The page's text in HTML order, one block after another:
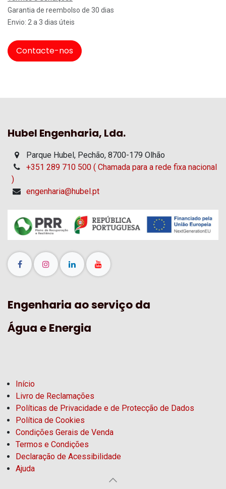
Garantia de reembolso de 30 dias
Envio: 2 a 3 dias úteis
Contacte-nos
Hubel Engenharia, Lda.
Parque Hubel, Pechão, 8700-179 Olhão
+351 289 710 500 ( Chamada para a rede fixa nacional
)
engenharia@hubel.pt
Engenharia ao serviço da
Água e Energia
Início
Livro de Reclamações
Políticas de Privacidade e de Protecção de Dados
Política de Cookies
Condições Gerais de Venda
Termos e Condições
Declaração de Acessibilidade
Ajuda